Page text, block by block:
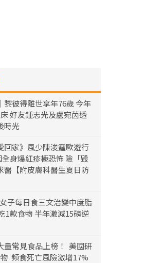
黎彼得離世享年76歲 今年
好友鍾志光及盧宛茵透
時光
回家》風少陳浚霆歐遊行
身爆紅疹極恐怖 險「毀
醫【附皮膚科醫生夏日防
子每日食三文治變中度脂
1款食物 半年激減15磅逆
量常見食品上榜！ 美國研
頻食死亡風險激增17%